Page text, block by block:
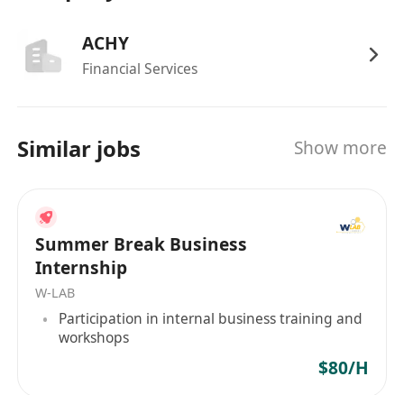
福利
件數量、成功率及客戶滿意度綜合評核發放；
彈性上班安排，支援混合辦公模式（部分時間可
生活平衡；
全面職業發展支援，包括定期參與入境處政策研
討會、內部案例分享會及專業認證課程津貼；
享有每年12天起的有薪年假，另加法定公眾假期
及生日假期一天；
提供團體醫療保險（涵蓋門診、住院及專科轉
介）、牙科保障及自願醫保稅務扣減支援，全方
ACHY
Financial Services
Similar jobs Show more
Summer Break Business
Internship
W-LAB
Participation in internal business training and
workshops
$80/H